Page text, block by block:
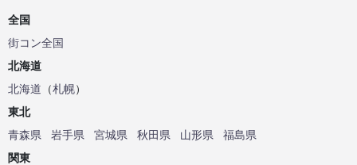
全国
街コン全国
北海道
北海道 （札幌）
東北
青森県
岩手県 宮城県 秋田県 山形県
福島県
関東